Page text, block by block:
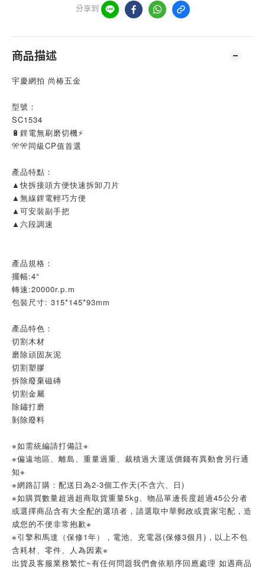
分享到
商品描述
宇慶網拍 尚椿五金
型號：
SC1534
🔋鋰電無刷磨切機⚡
🎌🎌同級CP值首選
產品特點：
▲快拆接頭方便快速拆卸刀片
▲無線鋰電輕巧方便
▲可安裝副手把
▲六段調速
產品規格：
擺幅:4°
轉速:20000r.p.m
包裝尺寸: 315*145*93mm
產品特色：
切割木材
磨除頑固灰泥
切割塑膠
拆除廢棄磁磚
切割金屬
除鏽打磨
剝除廢料
※如需統編請打備註※
※偏遠地區、離島、重量過重、裁積過大運送價錢有異動會另行通
知※
※網路訂購：配送日為2-3個工作天(不含六、日)
※如購買數量超過超商取貨重量5kg、物品單邊長度超過45公分者
或選擇商品含有大全配的選項者，請選取中華郵政或賣家宅配，造
成您的不便非常抱歉※
※引擎和馬達（保修1年），電池、充電器(保修3個月)，以上不包
含耗材、零件、人為因素※
出貨及客服業務繁忙~有任何問題我們會依順序回應處理 如遇商品